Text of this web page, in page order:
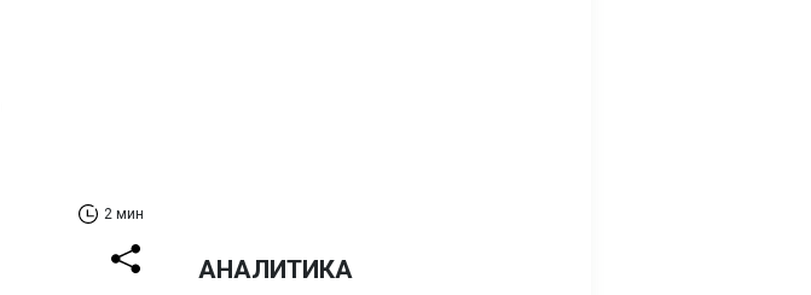
2 мин
АНАЛИТИКА